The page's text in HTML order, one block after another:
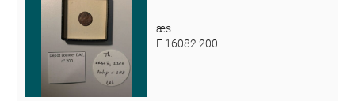
æs
E 16082 200